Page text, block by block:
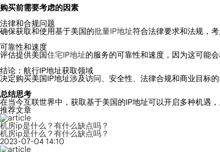
购买前需要考虑的因素
法律和合规问题
确保获取和使用基于美国的批量IP地址符合法律要求和法规，
可靠性和速度
评估提供美国住宅IP地址的服务的可靠性和速度，因为这可能
结论：航行IP地址获取领域
决定购买美国IP地址涉及访问、安全性、法律合规和商业目标
总结思考
在当今互联世界中，获取基于美国的IP地址可以开启多种机遇
推荐文章
机房ip是什么？有什么缺点吗？
机房ip是什么？有什么缺点吗？
2023-07-04 14:10